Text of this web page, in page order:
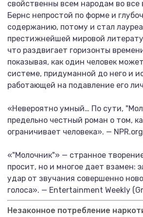
свойственны всем народам во все
Бернс непростой по форме и
содержанию, потому и стал
престижнейшей мировой
что раздвигает горизонты
показывая, как один человек
системе, придуманной до него и
работающей на подавление его
«Невероятно умный… По сути,
предельно честный роман о том,
ограничивает человека». — NPR.org
«"Молочник"» — странное
просит, но и многое дает взамен:
удар от звучания совершенно
голоса». — Entertainment Weekly
Незаконное потребление